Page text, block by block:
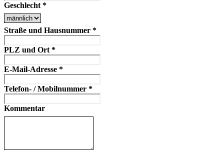
Geschlecht *
Straße und Hausnummer *
PLZ und Ort *
E-Mail-Adresse *
Telefon- / Mobilnummer *
Kommentar